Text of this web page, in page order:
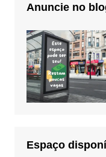
Anuncie no
Espaço